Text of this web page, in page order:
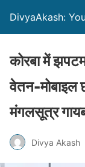
DivyaAkash:
कोरबा में
वेतन-मोबाइल
मंगलसूत्र
Divya Akash